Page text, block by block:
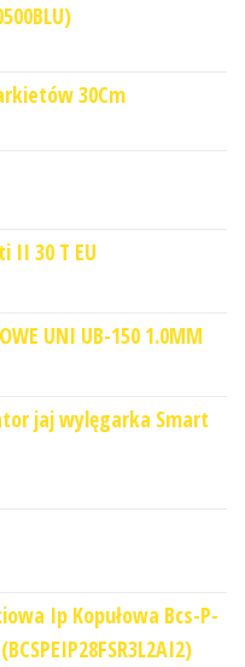
30Cm
II 30 T EU
UNI UB-150 1.0MM
jaj wylęgarka Smart
Ip Kopułowa Bcs-P-